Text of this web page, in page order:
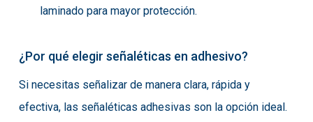
laminado para mayor protección.
¿Por qué elegir señaléticas en adhesivo?
Si necesitas señalizar de manera clara, rápida y
efectiva, las señaléticas adhesivas son la opción ideal.